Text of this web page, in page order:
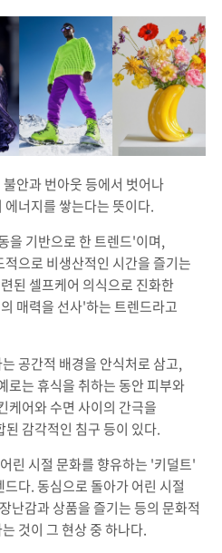
안과 번아웃 등에서 벗어나
너지를 쌓는다는 뜻이다.
을 기반으로 한 트렌드'이며,
으로 비생산적인 시간을 즐기는
셀프케어 의식으로 진화한
매력을 선사'하는 트렌드라고
공간적 배경을 안식처로 삼고,
로는 휴식을 취하는 동안 피부와
케어와 수면 사이의 간극을
감각적인 침구 등이 있다.
린 시절 문화를 향유하는 '키덜트'
다. 동심으로 돌아가 어린 시절
난감과 상품을 즐기는 등의 문화적
것이 그 현상 중 하나다.